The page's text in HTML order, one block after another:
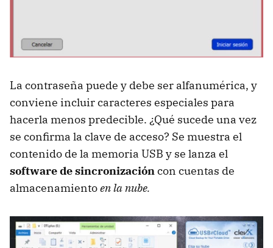
La contraseña puede y debe ser alfanumérica, y
conviene incluir caracteres especiales para
hacerla menos predecible. ¿Qué sucede una vez
se confirma la clave de acceso? Se muestra el
contenido de la memoria USB y se lanza el
software de sincronizacióncon cuentas de
almacenamientoen la nube.